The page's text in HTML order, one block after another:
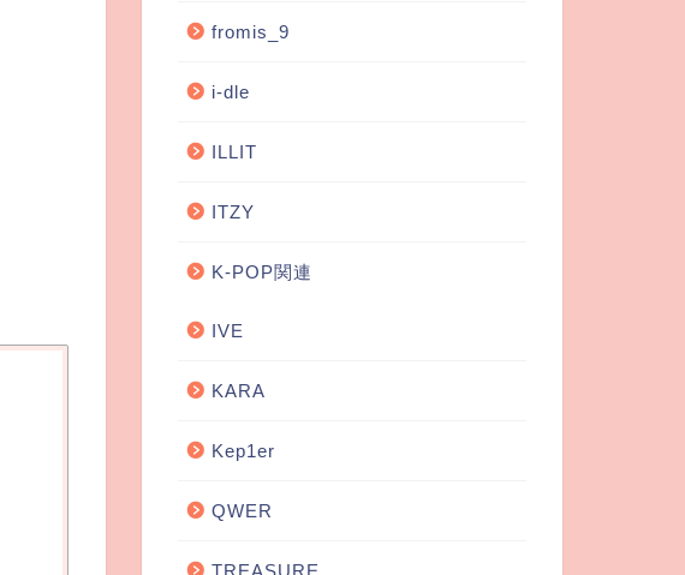
fromis_9
i-dle
ILLIT
ITZY
K-POP関連
IVE
KARA
Kep1er
QWER
TREASURE